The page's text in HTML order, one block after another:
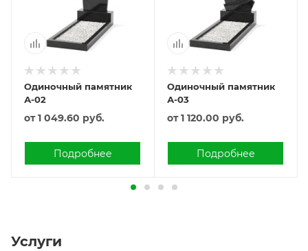
Одиночный памятник
А-02
от1 049.60 руб.
Подробнее
Одиночный памятник
А-03
от1 120.00 руб.
Подробнее
Услуги